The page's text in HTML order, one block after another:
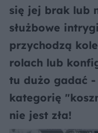
się jej brak lub
służbowe
przychodzą
rolach lub
tu dużo gadać
kategorię
nie jest zła!